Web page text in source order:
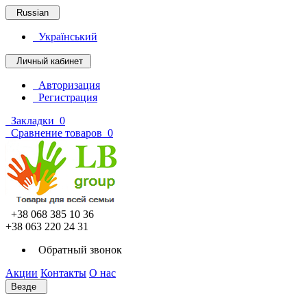
Russian
Український
Личный кабинет
Авторизация
Регистрация
Закладки 0
Сравнение товаров 0
+38 068 385 10 36
+38 063 220 24 31
Обратный звонок
Акции Контакты О нас
Везде